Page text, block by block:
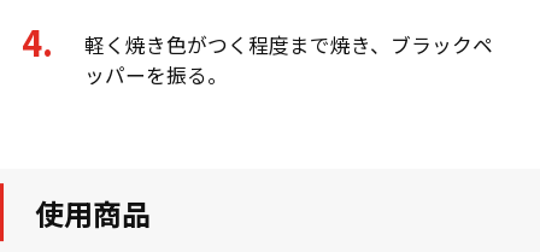
軽く焼き色がつく程度まで焼き、ブラックペ
ッパーを振る。
使用商品